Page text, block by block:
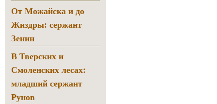
От Можайска и до
Жиздры: сержант
Зенин
В Тверских и
Смоленских лесах:
младший сержант
Рунов